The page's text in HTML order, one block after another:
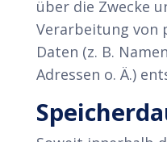
über die Zwecke
Verarbeitung von
Daten (z. B.
Adressen o. Ä.)